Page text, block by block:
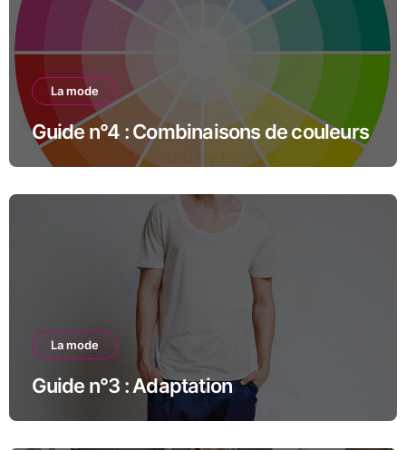
La mode
Guide n°4 : Combinaisons de couleurs
La mode
Guide n°3 : Adaptation